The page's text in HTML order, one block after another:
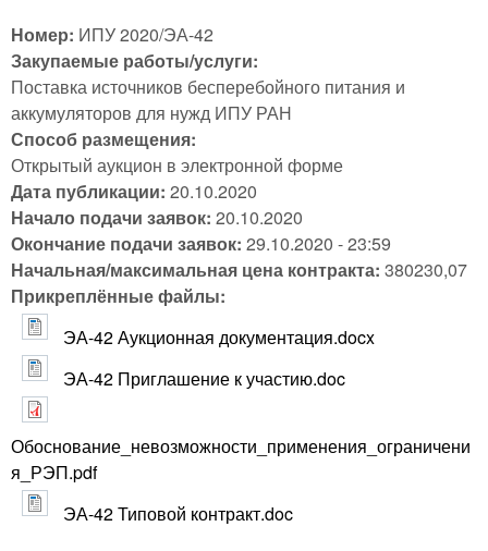
Номер: ИПУ 2020/ЭА-42
Закупаемые работы/услуги:
Поставка источников бесперебойного питания и
аккумуляторов для нужд ИПУ РАН
Способ размещения:
Открытый аукцион в электронной форме
Дата публикации: 20.10.2020
Начало подачи заявок: 20.10.2020
Окончание подачи заявок: 29.10.2020 - 23:59
Начальная/максимальная цена контракта: 380230,07
Прикреплённые файлы:
ЭА-42 Аукционная документация.docx
ЭА-42 Приглашение к участию.doc
Обоснование_невозможности_применения_ограничени
я_РЭП.pdf
ЭА-42 Типовой контракт.doc